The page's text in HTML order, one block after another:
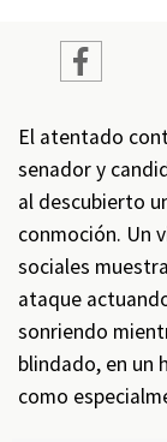
El atentado
senador y
al descubierto
conmoción. Un
sociales
ataque
sonriendo
blindado, en un
como